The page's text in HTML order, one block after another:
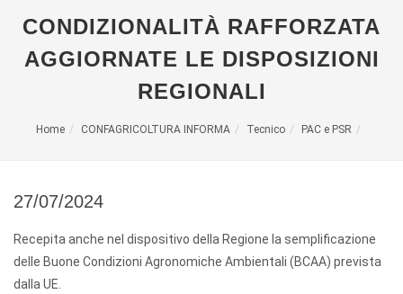
CONDIZIONALITÀ RAFFORZATA
AGGIORNATE LE DISPOSIZIONI
REGIONALI
Home CONFAGRICOLTURA INFORMA Tecnico PAC e PSR
27/07/2024
Recepita anche nel dispositivo della Regione la semplificazione
delle Buone Condizioni Agronomiche Ambientali (BCAA) prevista
dalla UE.